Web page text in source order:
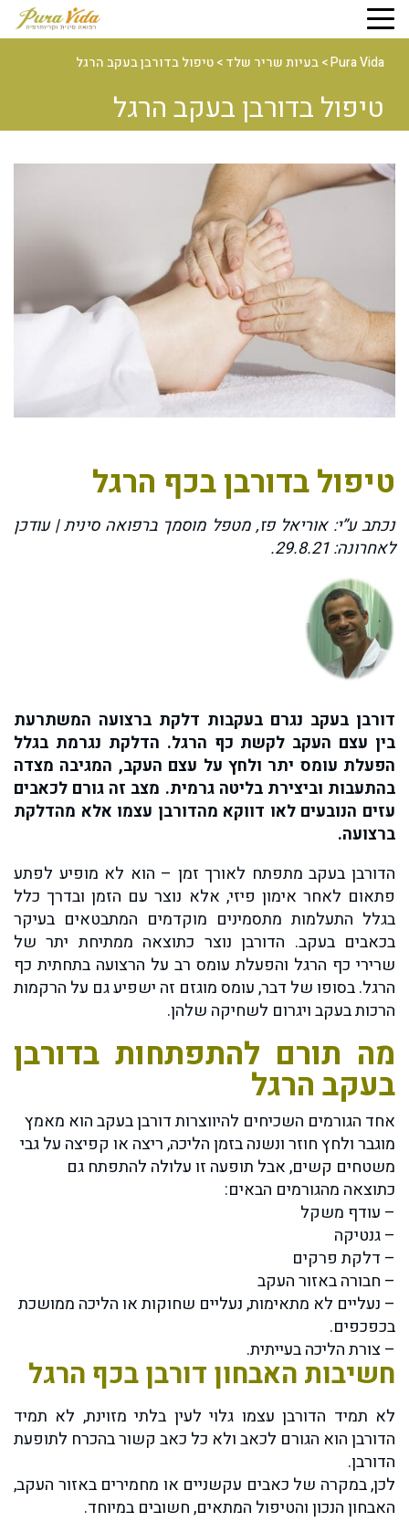
Pura Vida
>בעיות שריר שלד>טיפול בדורבן בעקב הרגל
טיפול בדורבן בעקב הרגל
טיפול בדורבן בכף הרגל
נכתב ע”י: אוריאל פז, מטפל מוסמך ברפואה סינית | עודכן
לאחרונה: 29.8.21.
דורבן בעקב נגרם בעקבות דלקת ברצועה המשתרעת
בין עצם העקב לקשת כף הרגל. הדלקת נגרמת בגלל
הפעלת עומס יתר ולחץ על עצם העקב, המגיבה מצדה
בהתעבות וביצירת בליטה גרמית. מצב זה גורם לכאבים
עזים הנובעים לאו דווקא מהדורבן עצמו אלא מהדלקת
ברצועה.
הדורבן בעקב מתפתח לאורך זמן – הוא לא מופיע לפתע
פתאום לאחר אימון פיזי, אלא נוצר עם הזמן ובדרך כלל
בגלל התעלמות מתסמינים מוקדמים המתבטאים בעיקר
בכאבים בעקב. הדורבן נוצר כתוצאה ממתיחת יתר של
שרירי כף הרגל והפעלת עומס רב על הרצועה בתחתית כף
הרגל. בסופו של דבר, עומס מוגזם זה ישפיע גם על הרקמות
הרכות בעקב ויגרום לשחיקה שלהן.
מה תורם להתפתחות בדורבן
בעקב הרגל
אחד הגורמים השכיחים להיווצרות דורבן בעקב הוא מאמץ
מוגבר ולחץ חוזר ונשנה בזמן הליכה, ריצה או קפיצה על גבי
משטחים קשים, אבל תופעה זו עלולה להתפתח גם
כתוצאה מהגורמים הבאים:
– עודף משקל
– גנטיקה
– דלקת פרקים
– חבורה באזור העקב
– נעליים לא מתאימות, נעליים שחוקות או הליכה ממושכת
בכפכפים.
– צורת הליכה בעייתית.
חשיבות האבחון דורבן בכף הרגל
לא תמיד הדורבן עצמו גלוי לעין בלתי מזוינת, לא תמיד
הדורבן הוא הגורם לכאב ולא כל כאב קשור בהכרח לתופעת
הדורבן.
לכן, במקרה של כאבים עקשניים או מחמירים באזור העקב,
האבחון הנכון והטיפול המתאים, חשובים במיוחד.